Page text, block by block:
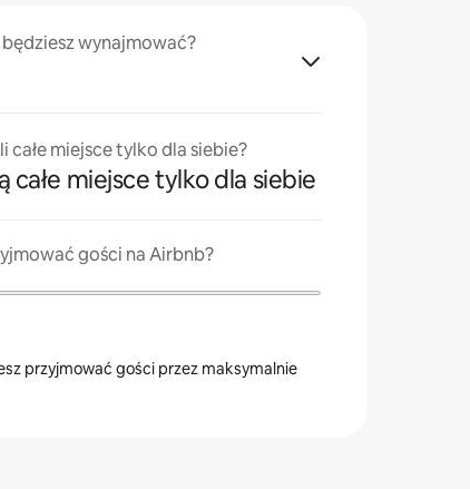
wynajmować?
całe miejsce tylko dla siebie?
całe miejsce tylko dla siebie
gości na Airbnb?
przyjmować gości przez maksymalnie